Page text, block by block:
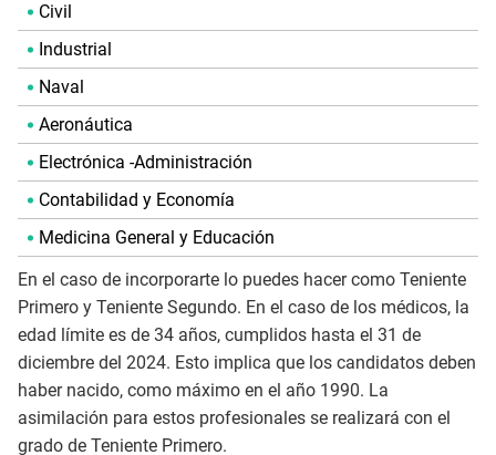
Civil
Industrial
Naval
Aeronáutica
Electrónica -Administración
Contabilidad y Economía
Medicina General y Educación
En el caso de incorporarte lo puedes hacer como Teniente
Primero y Teniente Segundo. En el caso de los médicos, la
edad límite es de 34 años, cumplidos hasta el 31 de
diciembre del 2024. Esto implica que los candidatos deben
haber nacido, como máximo en el año 1990. La
asimilación para estos profesionales se realizará con el
grado de Teniente Primero.